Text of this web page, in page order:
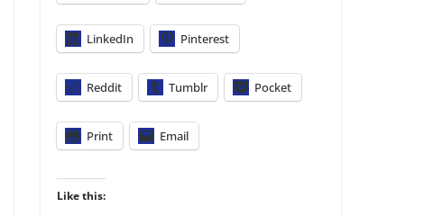
LinkedIn Pinterest
Reddit Tumblr Pocket
Print Email
Like this: